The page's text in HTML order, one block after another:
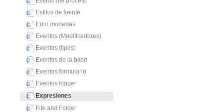
Estilos de fuente
Euro monedas
Eventos (Modificadores)
Eventos (tipos)
Eventos de la base
Eventos formulario
Eventos trigger
Expresiones
File and Folder